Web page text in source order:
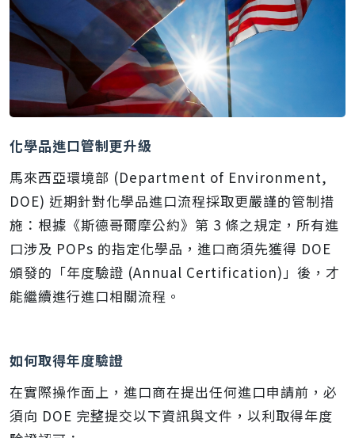
化學品進口管制更升級
馬來西亞環境部 (Department of Environment,
DOE) 近期針對化學品進口流程採取更嚴謹的管制措
施：根據《斯德哥爾摩公約》第 3 條之規定，所有進
口涉及 POPs 的指定化學品，進口商須先獲得 DOE
頒發的「年度驗證 (Annual Certification)」後，才
能繼續進行進口相關流程。
如何取得年度驗證
在實際操作面上，進口商在提出任何進口申請前，必
須向 DOE 完整提交以下資訊與文件，以利取得年度